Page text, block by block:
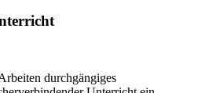
durchgängiges